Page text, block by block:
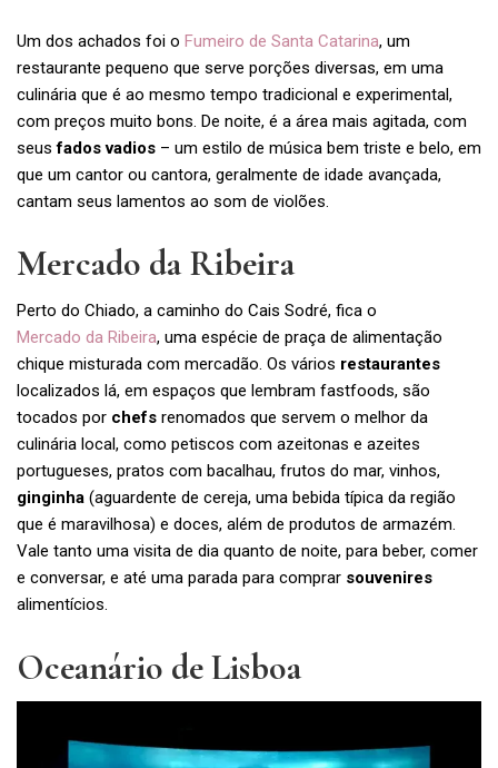
Um dos achados foi o Fumeiro de Santa Catarina, um
restaurante pequeno que serve porções diversas, em uma
culinária que é ao mesmo tempo tradicional e experimental,
com preços muito bons. De noite, é a área mais agitada, com
seusfados vadios – um estilo de música bem triste e belo, em
que um cantor ou cantora, geralmente de idade avançada,
cantam seus lamentos ao som de violões.
Mercado da Ribeira
Perto do Chiado, a caminho do Cais Sodré, fica o
Mercado da Ribeira, uma espécie de praça de alimentação
chique misturada com mercadão. Os vários restaurantes
localizados lá, em espaços que lembram fastfoods, são
tocados por chefs renomados que servem o melhor da
culinária local, como petiscos com azeitonas e azeites
portugueses, pratos com bacalhau, frutos do mar, vinhos,
ginginha (aguardente de cereja, uma bebida típica da região
que é maravilhosa) e doces, além de produtos de armazém.
Vale tanto uma visita de dia quanto de noite, para beber, comer
e conversar, e até uma parada para comprar souvenires
alimentícios.
Oceanário de Lisboa